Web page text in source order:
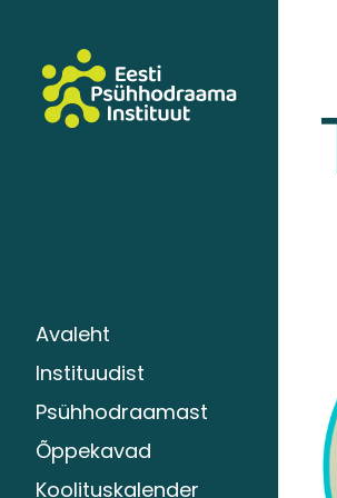
Avaleht
Instituudist
Psühhodraamast
Õppekavad
Koolituskalender